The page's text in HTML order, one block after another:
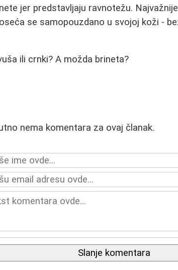
jer predstavljaju ravnotežu.
se samopouzdano u svojoj koži -
ili crnki? A možda brineta?
nema komentara za ovaj članak.
Slanje komentara